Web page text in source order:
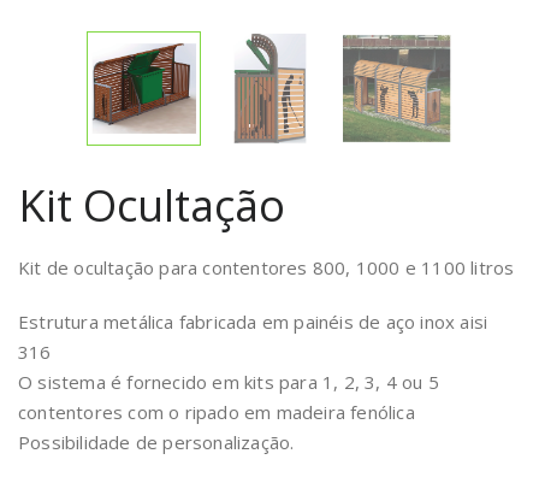
Kit Ocultação
Kit de ocultação para contentores 800, 1000 e 1100 litros
Estrutura metálica fabricada em painéis de aço inox aisi
316
O sistema é fornecido em kits para 1, 2, 3, 4 ou 5
contentores com o ripado em madeira fenólica
Possibilidade de personalização.